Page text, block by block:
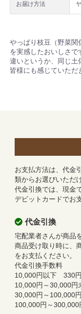
お届け方法
やっぱり枝豆（野菜関
を実感したおいしさ
違いというか、同じ土
皆様にも感じていただ
お支払方法は、代金
類からお選びいただ
代金引換では、現金
デビットカードでお
代金引換
宅配業者さんが商品
商品受け取り時に、
をお支払ください。
代金引換手数料
10,000円以下 330円
10,000円～30,000
30,000円～100,000
100,000円～